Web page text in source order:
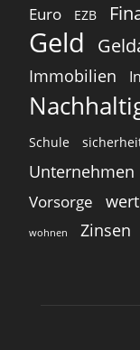
Euro EZB
Geld
Immobilien
Schule
Unternehmen
Vorsorge
wohnen Zinsen